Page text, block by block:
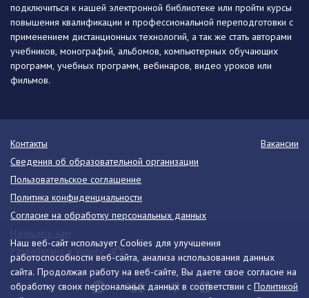
Наш веб-сайт использует Cookies для улучшения
работоспособности веб-сайта, анализа использования данных
сайта. Продолжая работу на веб-сайте, Вы даете свое согласие на
обработку своих персональных данных в соответствии с Политикой
подключиться к нашей электронной библиотеке или пройти курсы
повышения квалификации и профессиональной переподготовки с
применением дистанционных технологий, а так же стать авторами
учебников, монографий, альбомов, компьютерных обучающих
программ, учебных программ, вебинаров, видео уроков или
фильмов.
Контакты
Вакансии
Сведения об образовательной организации
Пользовательское соглашение
Политика конфиденциальности
Согласие на обработку персональных данных
Разработано в Victory